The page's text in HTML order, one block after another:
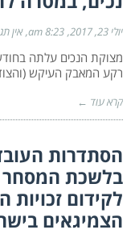
יולי 23, 2017 8:23 am אין
מצוקת הנכים עלתה
רקע המאבק העיקש
קרא עוד ←
הסתדרות
בלשכת
לקידום
הצמיגאים